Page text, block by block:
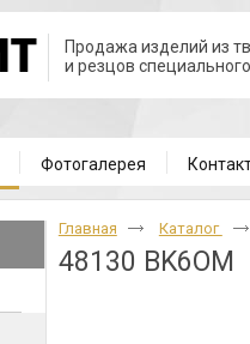
Продажа изделий из
и резцов
Фотогалерея
Главная Каталог
48130 BK6OM